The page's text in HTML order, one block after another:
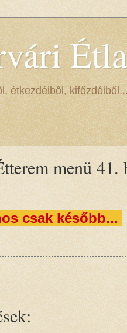
étkezdéiből, kifőzdéiből...
menü 41.
csak később...